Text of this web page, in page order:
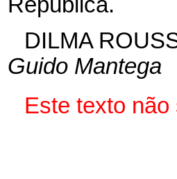
DILMA
Guido Mantega
Este texto